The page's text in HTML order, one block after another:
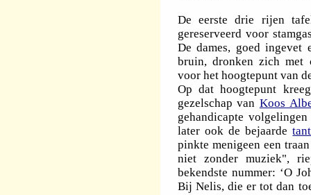
De eerste drie rijen
gereserveerd voor
De dames, goed ingevet
bruin, dronken zich met
voor het hoogtepunt van
Op dat hoogtepunt
gezelschap van Koos
gehandicapte
later ook de bejaarde
pinkte menigeen een
niet zonder muziek",
bekendste nummer: ‘O
Bij Nelis, die er tot dan